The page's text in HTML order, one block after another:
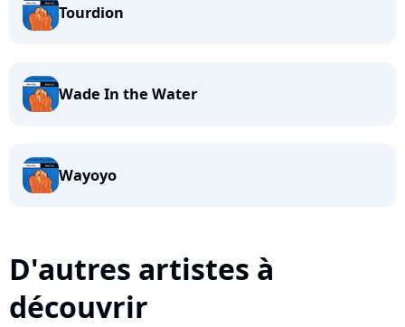
Tourdion
Wade In the Water
Wayoyo
D'autres artistes à
découvrir